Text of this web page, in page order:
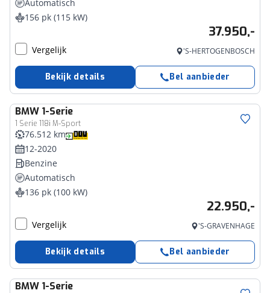
Automatisch
156 pk (115 kW)
37.950,-
Vergelijk 'S-HERTOGENBOSCH
Bekijk details Bel aanbieder
BMW 1-Serie
1 Serie 118i M-Sport
76.512 km
12-2020
Benzine
Automatisch
136 pk (100 kW)
22.950,-
Vergelijk 'S-GRAVENHAGE
Bekijk details Bel aanbieder
BMW 1-Serie